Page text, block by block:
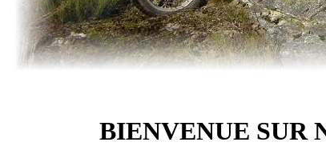
BIENVENUE SUR